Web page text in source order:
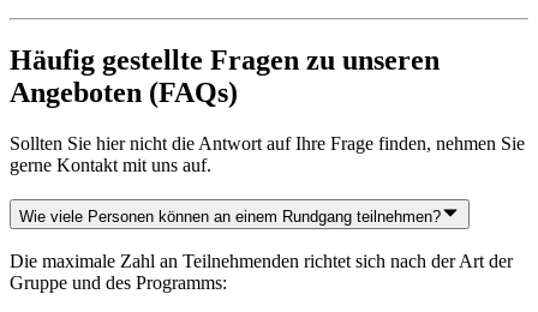
Häufig gestellte Fragen zu unseren
Angeboten (FAQs)
Sollten Sie hier nicht die Antwort auf Ihre Frage finden, nehmen Sie
gerne Kontakt mit uns auf.
Wie viele Personen können an einem Rundgang teilnehmen?
Die maximale Zahl an Teilnehmenden richtet sich nach der Art der
Gruppe und des Programms: